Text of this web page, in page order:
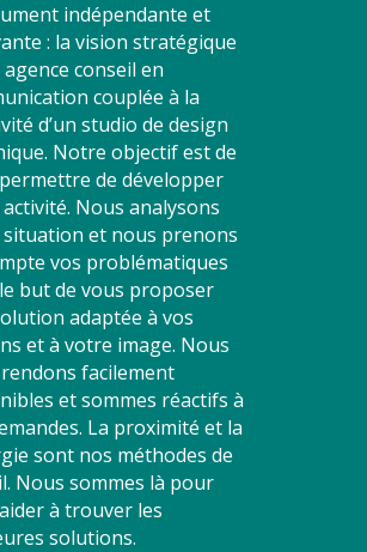
indépendante et
: la vision stratégique
agence conseil en
couplée à la
d’un studio de design
Notre objectif est de
de développer
Nous analysons
et nous prenons
vos problématiques
but de vous proposer
adaptée à vos
et à votre image. Nous
facilement
et sommes réactifs à
La proximité et la
sont nos méthodes de
Nous sommes là pour
à trouver les
solutions.